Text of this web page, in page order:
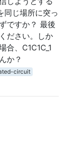
同じ場所に突っ
ですか？ 最後
ださい。しか
合、C1C1C_1
か？
circuit